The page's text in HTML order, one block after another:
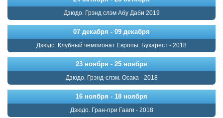
Дзюдо. Грэнд слэм Абу Даби 2019
07 декабря - 09 декабря
Дзюдо. Клубный чемпионат Европы. Бухарест - 2018
23 ноября - 25 ноября
Дзюдо. Грэнд-слэм. Осака - 2018
16 ноября - 18 ноября
Дзюдо. Гран-при Гааги - 2018